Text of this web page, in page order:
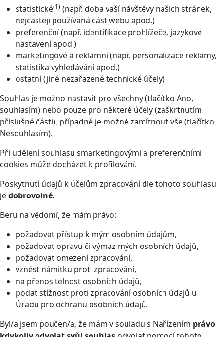
statistické(1) (např. doba vaší návštěvy našich stránek,
nejčastěji používaná část webu apod.)
preferenční (např. identifikace prohlížeče, jazykové
nastavení apod.)
marketingové a reklamní (např. personalizace reklamy,
statistika vyhledávání apod.)
ostatní (jiné nezařazené technické účely)
Souhlas je možno nastavit pro všechny (tlačítko Ano,
souhlasím) nebo pouze pro některé účely (zaškrtnutím
příslušné části), případně je možné zamítnout vše (tlačítko
Nesouhlasím).
Při udělení souhlasu smarketingovými a preferenčními
cookies může docházet k profilování.
Poskytnutí údajů k účelům zpracování dle tohoto souhlasu
jedobrovolné.
Beru na vědomí, že mám právo:
požadovat přístup k mým osobním údajům,
požadovat opravu či výmaz mých osobních údajů,
požadovat omezení zpracování,
vznést námitku proti zpracování,
na přenositelnost osobních údajů,
podat stížnost proti zpracování osobních údajů u
Úřadu pro ochranu osobních údajů.
Byl/a jsem poučen/a, že mám v souladu s Nařízením právo